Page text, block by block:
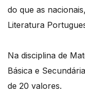
do que as
Literatura
Na disciplina de
Básica e
de 20 valores.